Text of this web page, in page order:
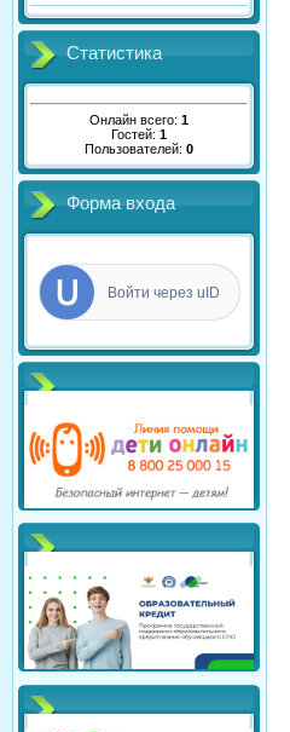
Статистика
Онлайн всего: 1
Гостей: 1
Пользователей: 0
Форма входа
Войти через uID